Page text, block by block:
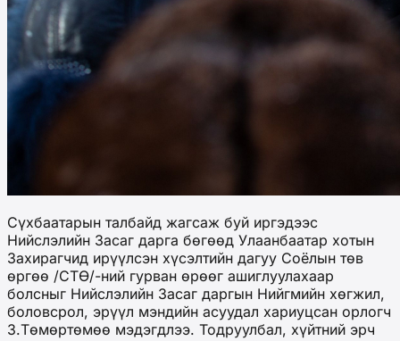
Сүхбаатарын талбайд жагсаж буй иргэдээс
Нийслэлийн Засаг дарга бөгөөд Улаанбаатар хотын
Захирагчид ирүүлсэн хүсэлтийн дагуу Соёлын төв
өргөө /СТӨ/-ний гурван өрөөг ашиглуулахаар
болсныг Нийслэлийн Засаг даргын Нийгмийн хөгжил,
боловсрол, эрүүл мэндийн асуудал хариуцсан орлогч
З.Төмөртөмөө мэдэгдлээ. Тодруулбал, хүйтний эрч